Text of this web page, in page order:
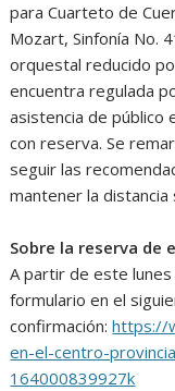
para Cuarteto de
Mozart, Sinfonía No.
orquestal reducido
encuentra regulada
asistencia de público
con reserva. Se
seguir las
mantener la distancia
Sobre la reserva de
A partir de este
formulario en el
confirmación:https://
en-el-centro-
164000839927k